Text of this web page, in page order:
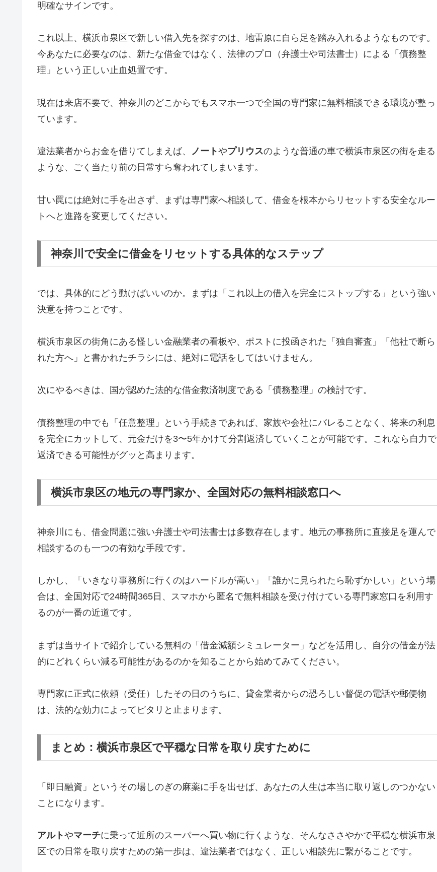
明確なサインです。
これ以上、横浜市泉区で新しい借入先を探すのは、地雷原に自ら足を踏み入れるようなものです。
今あなたに必要なのは、新たな借金ではなく、法律のプロ（弁護士や司法書士）による「債務整
理」という正しい止血処置です。
現在は来店不要で、神奈川のどこからでもスマホ一つで全国の専門家に無料相談できる環境が整っ
ています。
違法業者からお金を借りてしまえば、 ノートやプリウスのような普通の車で横浜市泉区の街を走る
ような、ごく当たり前の日常すら奪われてしまいます。
甘い罠には絶対に手を出さず、まずは専門家へ相談して、借金を根本からリセットする安全なルー
トへと進路を変更してください。
神奈川で安全に借金をリセットする具体的なステップ
では、具体的にどう動けばいいのか。まずは「これ以上の借入を完全にストップする」という強い
決意を持つことです。
横浜市泉区の街角にある怪しい金融業者の看板や、ポストに投函された「独自審査」「他社で断ら
れた方へ」と書かれたチラシには、絶対に電話をしてはいけません。
次にやるべきは、国が認めた法的な借金救済制度である「債務整理」の検討です。
債務整理の中でも「任意整理」という手続きであれば、家族や会社にバレることなく、将来の利息
を完全にカットして、元金だけを3〜5年かけて分割返済していくことが可能です。これなら自力で
返済できる可能性がグッと高まります。
横浜市泉区の地元の専門家か、全国対応の無料相談窓口へ
神奈川にも、借金問題に強い弁護士や司法書士は多数存在します。地元の事務所に直接足を運んで
相談するのも一つの有効な手段です。
しかし、「いきなり事務所に行くのはハードルが高い」「誰かに見られたら恥ずかしい」という場
合は、全国対応で24時間365日、スマホから匿名で無料相談を受け付けている専門家窓口を利用す
るのが一番の近道です。
まずは当サイトで紹介している無料の「借金減額シミュレーター」などを活用し、自分の借金が法
的にどれくらい減る可能性があるのかを知ることから始めてみてください。
専門家に正式に依頼（受任）したその日のうちに、貸金業者からの恐ろしい督促の電話や郵便物
は、法的な効力によってピタリと止まります。
まとめ：横浜市泉区で平穏な日常を取り戻すために
「即日融資」というその場しのぎの麻薬に手を出せば、あなたの人生は本当に取り返しのつかない
ことになります。
アルトやマーチに乗って近所のスーパーへ買い物に行くような、そんなささやかで平穏な横浜市泉
区での日常を取り戻すための第一歩は、違法業者ではなく、正しい相談先に繋がることです。